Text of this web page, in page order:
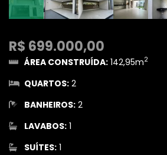
R$ 699.000,00
ÁREA CONSTRUÍDA: 142,95m2
QUARTOS: 2
BANHEIROS: 2
LAVABOS: 1
SUÍTES: 1